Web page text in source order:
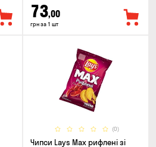
73,00
грн за 1 шт
(0)
Чипси Lays Max рифлені зі